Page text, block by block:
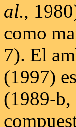
al.,
como
7). El
(1997)
(1989-b,